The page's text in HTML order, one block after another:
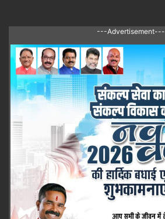
---Advertisement---